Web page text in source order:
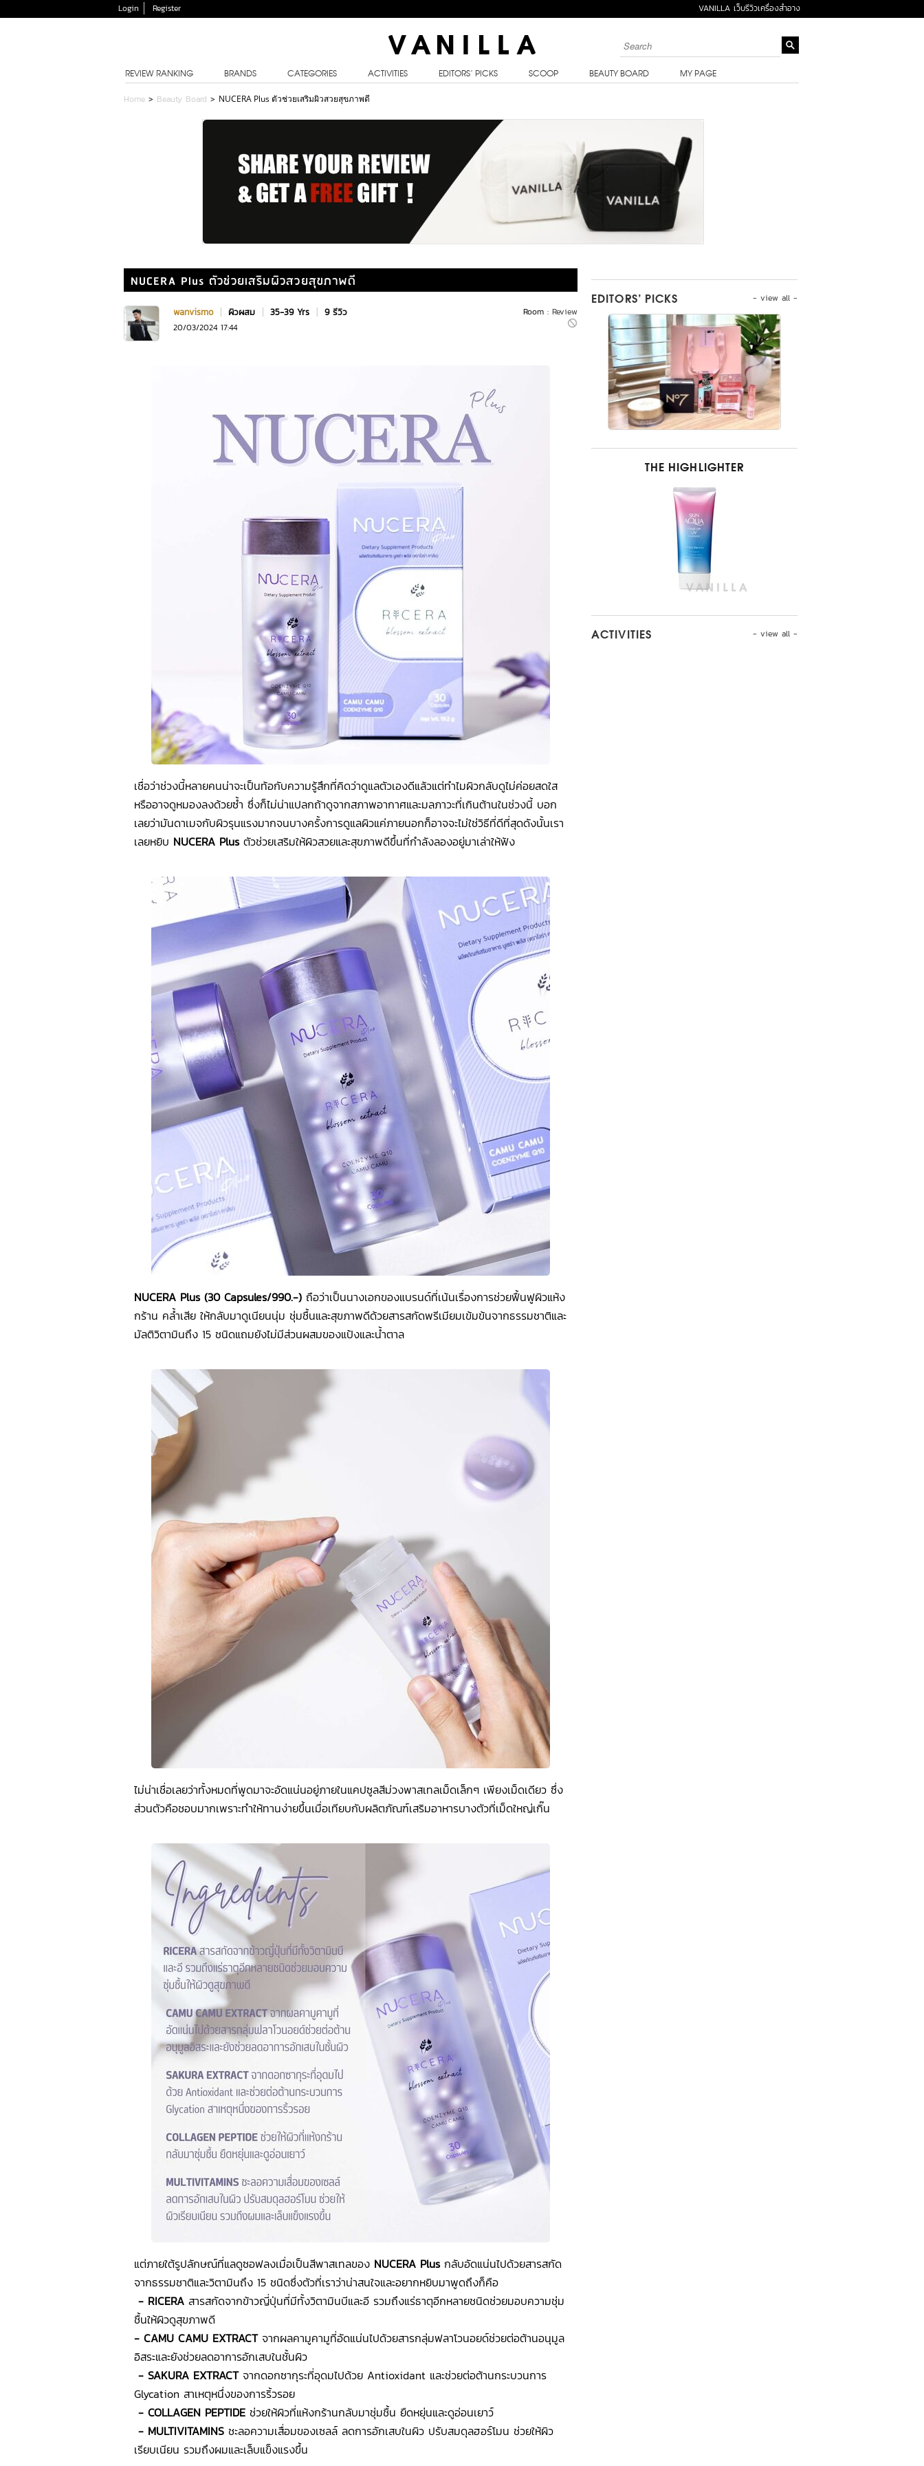
Login Register VANILLA เว็บรีวิวเครื่องสำอาง
REVIEW RANKING BRANDS CATEGORIES ACTIVITIES EDITORS’ PICKS SCOOP BEAUTY BOARD MY PAGE
Home > Beauty Board > NUCERA Plus ตัวช่วยเสริมผิวสวยสุขภาพดี
NUCERA Plus ตัวช่วยเสริมผิวสวยสุขภาพดี
Room : Review
wanvismo | ผิวผสม | 35-39 Yrs | 9 รีวิว
20/03/2024 17:44
เชื่อว่าช่วงนี้หลายคนน่าจะเป็นท้อกับความรู้สึกที่คิดว่าดูแลตัวเองดีแล้วแต่ทำไมผิวกลับดูไม่ค่อยสดใส
หรืออาจดูหมองลงด้วยซ้ำ ซึ่งก็ไม่น่าแปลกถ้าดูจากสภาพอากาศและมลภาวะที่เกินต้านในช่วงนี้ บอก
เลยว่ามันดาเมจกับผิวรุนแรงมากจนบางครั้งการดูแลผิวแค่ภายนอกก็อาจจะไม่ใช่วิธีที่ดีที่สุดดังนั้นเรา
เลยหยิบ NUCERA Plusตัวช่วยเสริมให้ผิวสวยและสุขภาพดีขึ้นที่กำลังลองอยู่มาเล่าให้ฟัง
NUCERA Plus (30 Capsules/990.-) ถือว่าเป็นนางเอกของแบรนด์ที่เน้นเรื่องการช่วยฟื้นฟูผิวแห้ง
กร้าน คล้ำเสีย ให้กลับมาดูเนียนนุ่ม ชุ่มชื้นและสุขภาพดีด้วยสารสกัดพรีเมียมเข้มข้นจากธรรมชาติและ
มัลติวิตามินถึง 15 ชนิดแถมยังไม่มีส่วนผสมของแป้งและน้ำตาล
ไม่น่าเชื่อเลยว่าทั้งหมดที่พูดมาจะอัดแน่นอยู่ภายในแคปซูลสีม่วงพาสเทลเม็ดเล็กๆ เพียงเม็ดเดียว ซึ่ง
ส่วนตัวคือชอบมากเพราะทำให้ทานง่ายขึ้นเมื่อเทียบกับผลิตภัณฑ์เสริมอาหารบางตัวที่เม็ดใหญ่เกิ๊น
แต่ภายใต้รูปลักษณ์ที่แลดูซอฟลงเมื่อเป็นสีพาสเทลของ NUCERA Plusกลับอัดแน่นไปด้วยสารสกัด
จากธรรมชาติและวิตามินถึง 15 ชนิดซึ่งตัวที่เราว่าน่าสนใจและอยากหยิบมาพูดถึงก็คือ
- RICERA สารสกัดจากข้าวญี่ปุ่นที่มีทั้งวิตามินบีและอี รวมถึงแร่ธาตุอีกหลายชนิดช่วยมอบความชุ่ม
ชื้นให้ผิวดูสุขภาพดี
- CAMU CAMU EXTRACTจากผลคามูคามูที่อัดแน่นไปด้วยสารกลุ่มฟลาโวนอยด์ช่วยต่อต้านอนุมูล
อิสระและยังช่วยลดอาการอักเสบในชั้นผิว
- SAKURA EXTRACTจากดอกซากุระที่อุดมไปด้วย Antioxidant และช่วยต่อต้านกระบวนการ
Glycation สาเหตุหนึ่งของการริ้วรอย
- COLLAGEN PEPTIDE ช่วยให้ผิวที่แห้งกร้านกลับมาชุ่มชื้น ยืดหยุ่นและดูอ่อนเยาว์
- MULTIVITAMINS ชะลอความเสื่อมของเซลล์ ลดการอักเสบในผิว ปรับสมดุลฮอร์โมน ช่วยให้ผิว
เรียบเนียน รวมถึงผมและเล็บแข็งแรงขึ้น
- view all -
EDITORS’ PICKS
THE HIGHLIGHTER
- view all -
ACTIVITIES